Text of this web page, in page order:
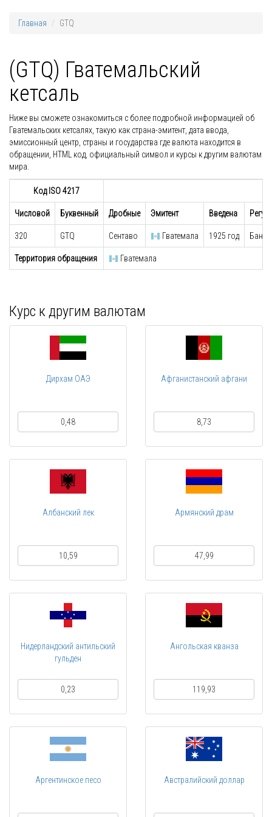
Главная GTQ
(GTQ) Гватемальский
кетсаль
Ниже вы сможете ознакомиться с более подробной информацией об
Гватемальских кетсалях, такую как страна-эмитент, дата ввода,
эмиссионный центр, страны и государства где валюта находится в
обращении, HTML код, официальный символ и курсы к другим валютам
мира.
Код ISO 4217
Числовой Буквенный Дробные Эмитент Введена
320 GTQ Сентаво Гватемала 1925 год Банк
Территория обращения Гватемала
Курс к другим валютам
Дирхам ОАЭ
0,48
Афганистанский афгани
8,73
Албанский лек
10,59
Армянский драм
47,99
Нидерландский антильский
гульден
0,23
Ангольская кванза
119,93
Аргентинское песо Австралийский доллар